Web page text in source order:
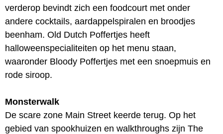
verderop bevindt zich een foodcourt met onder
andere cocktails, aardappelspiralen en broodjes
beenham. Old Dutch Poffertjes heeft
halloweenspecialiteiten op het menu staan,
waaronder Bloody Poffertjes met een snoepmuis en
rode siroop.
Monsterwalk
De scare zone Main Street keerde terug. Op het
gebied van spookhuizen en walkthroughs zijn The